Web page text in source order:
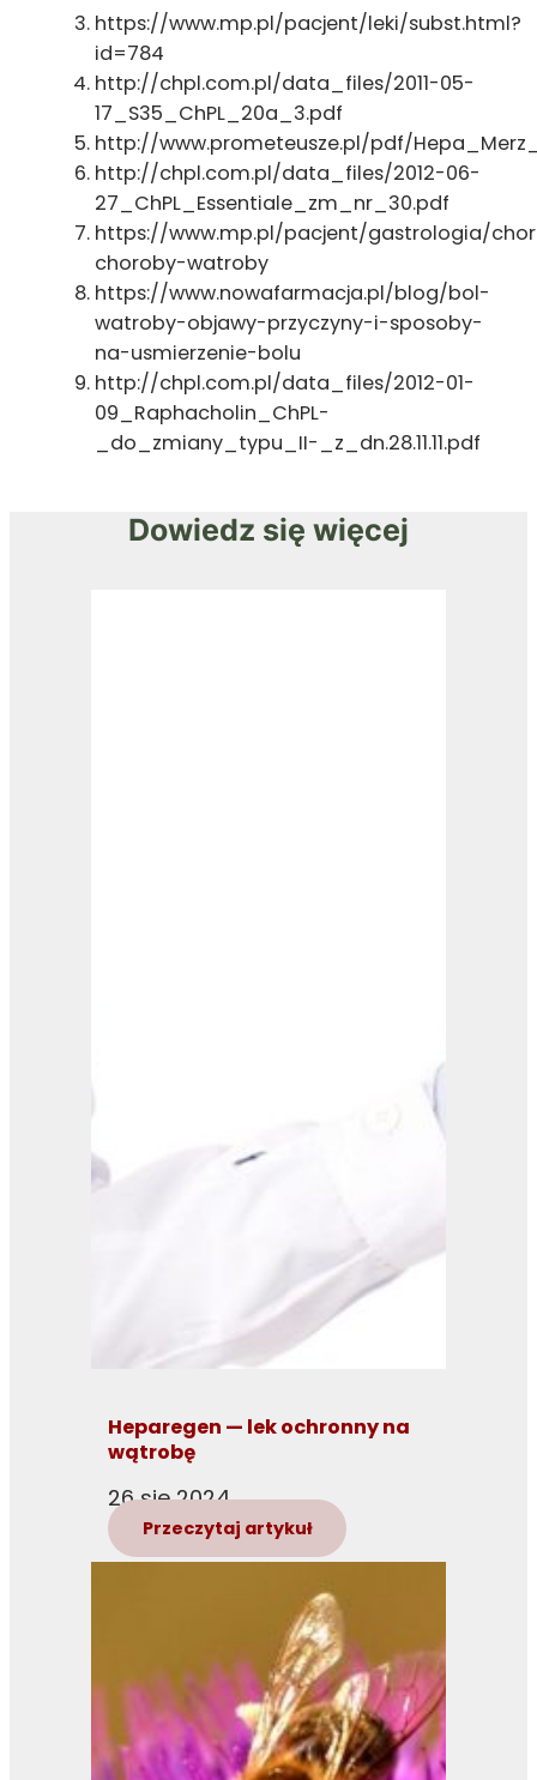
https://www.mp.pl/pacjent/leki/subst.html?
id=784
http://chpl.com.pl/data_files/2011-05-
17_S35_ChPL_20a_3.pdf
http://www.prometeusze.pl/pdf/
http://chpl.com.pl/data_files/2012-06-
27_ChPL_Essentiale_zm_nr_30.pdf
https://www.mp.pl/pacjent/gastrologia/
choroby-watroby
https://www.nowafarmacja.pl/blog/bol-
watroby-objawy-przyczyny-i-sposoby-
na-usmierzenie-bolu
http://chpl.com.pl/data_files/2012-01-
09_Raphacholin_ChPL-
_do_zmiany_typu_II-_z_dn.28.11.11.pdf
Dowiedz się więcej
Heparegen — lek ochronny na
wątrobę
26 sie 2024
Przeczytaj artykuł